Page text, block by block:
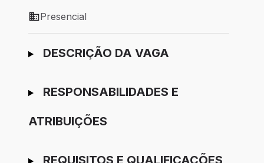
Modelo de trabalho: Presencial
Presencial
Ir para candidatura
DESCRIÇÃO DA VAGA
RESPONSABILIDADES E
ATRIBUIÇÕES